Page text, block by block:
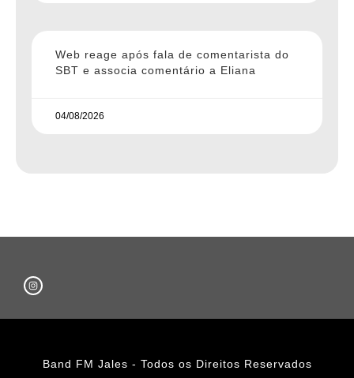
Web reage após fala de comentarista do
SBT e associa comentário a Eliana
04/08/2026
Band FM Jales - Todos os Direitos Reservados